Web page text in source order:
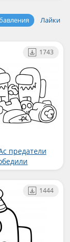
Лайки
предатели
1743
1444